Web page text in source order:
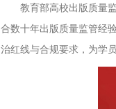
教育部高校出版质量
合数十年出版质量监管经
治红线与合规要求，为学